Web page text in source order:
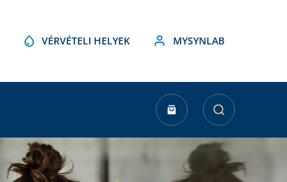
VÉRVÉTELI HELYEK MYSYNLAB